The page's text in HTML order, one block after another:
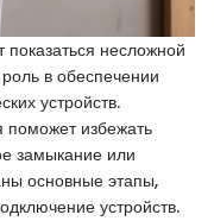
несложной
в обеспечении
устройств.
избежать
замыкание или
основные этапы,
устройств.